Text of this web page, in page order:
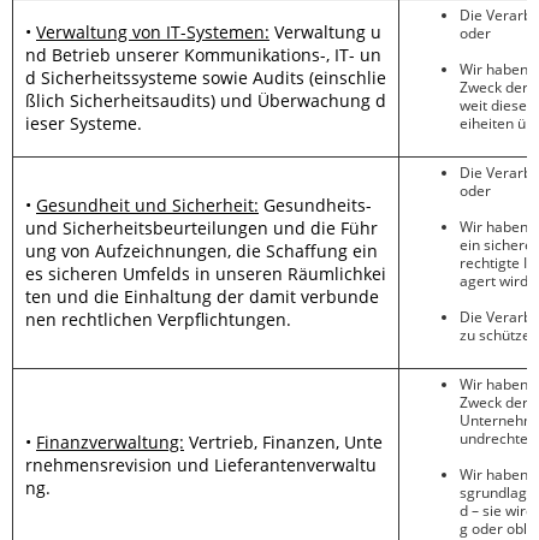
• Verwaltung von IT-Systemen: Verwaltung u
nd Betrieb unserer Kommunikations-, IT- un
d Sicherheitssysteme sowie Audits (einschlie
ßlich Sicherheitsaudits) und Überwachung d
ieser Systeme.
Die
oder
Wir haben
Zweck der
weit
eiheiten
• Gesundheit und Sicherheit: Gesundheits-
und Sicherheitsbeurteilungen und die Führ
ung von Aufzeichnungen, die Schaffung ein
es sicheren Umfelds in unseren Räumlichkei
ten und die Einhaltung der damit verbunde
nen rechtlichen Verpflichtungen.
Die
oder
Wir haben
ein
rechtigte
agert
Die
zu
• Finanzverwaltung: Vertrieb, Finanzen, Unte
rnehmensrevision und Lieferantenverwaltu
ng.
Wir haben
Zweck der
undrechte
Wir haben
d – sie
g oder